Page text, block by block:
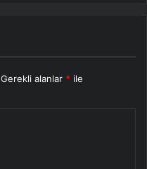
Gerekli alanlar * ile